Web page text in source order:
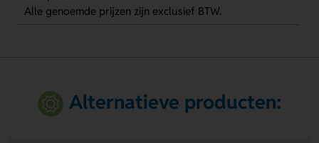
Alle genoemde prijzen zijn exclusief BTW.
Alternatieve producten: